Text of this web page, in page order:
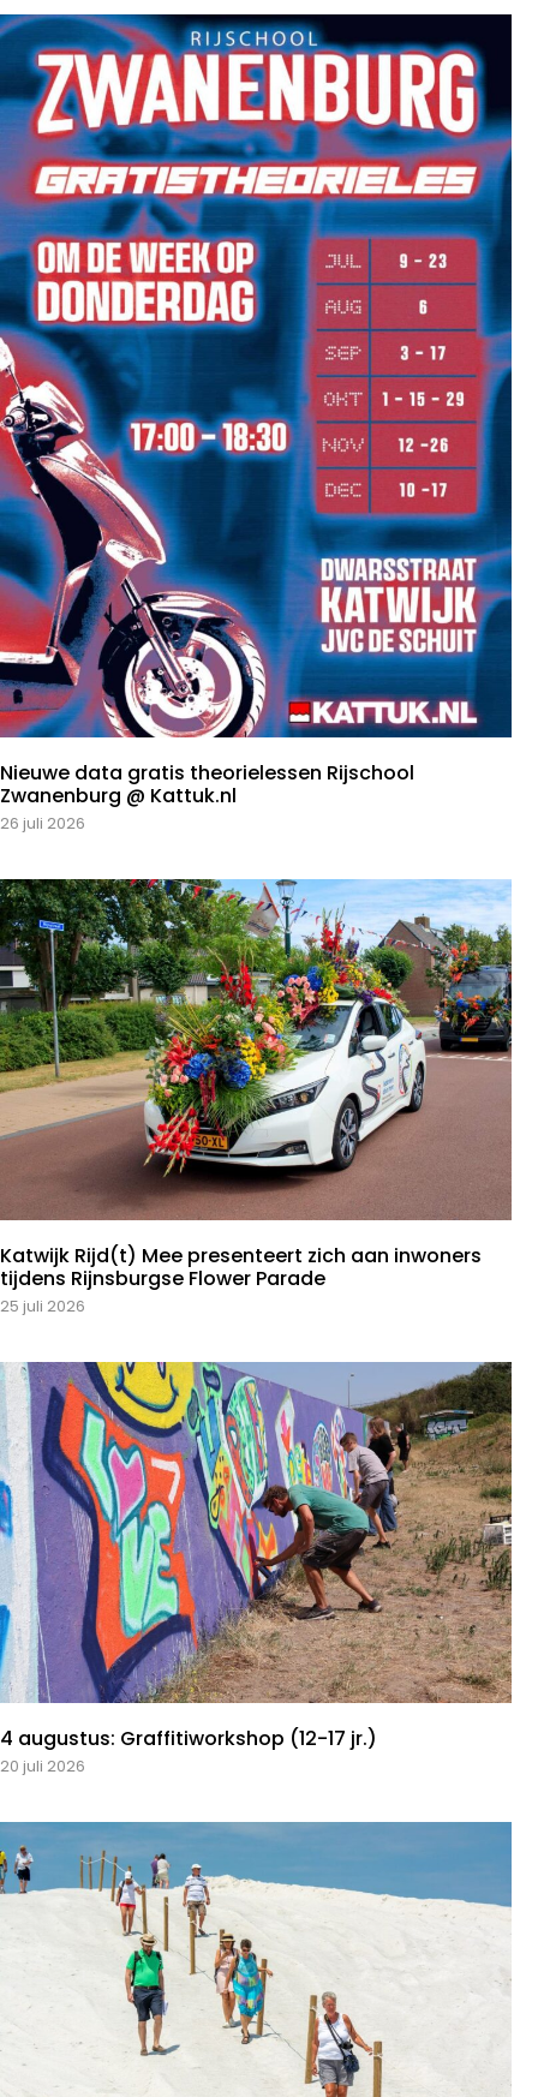
Nieuwe data gratis theorielessen Rijschool
Zwanenburg @ Kattuk.nl
26 juli 2026
Katwijk Rijd(t) Mee presenteert zich aan inwoners
tijdens Rijnsburgse Flower Parade
25 juli 2026
4 augustus: Graffitiworkshop (12-17 jr.)
20 juli 2026